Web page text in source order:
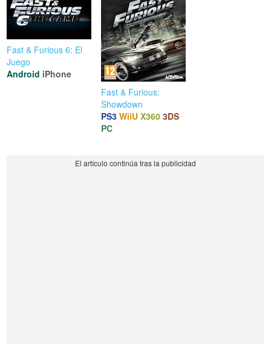
Fast & Furious 6: El
Juego
Android iPhone
Fast & Furious:
Showdown
PS3 WiiU X360 3DS
PC